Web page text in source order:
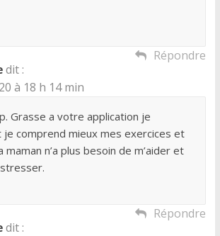
Répondre
dit :
à 18 h 14 min
Grasse a votre application je
je comprend mieux mes exercices et
maman n’a plus besoin de m’aider et
Répondre
dit :